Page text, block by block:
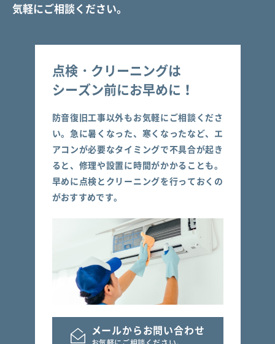
気軽にご相談ください。
点検・クリーニングは
シーズン前にお早めに！
防音復旧工事以外もお気軽にご相談くださ
い。急に暑くなった、寒くなったなど、エ
アコンが必要なタイミングで不具合が起き
ると、修理や設置に時間がかかることも。
早めに点検とクリーニングを行っておくの
がおすすめです。
メールからお問い合わせ